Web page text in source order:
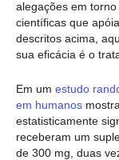
alegações em
científicas que
descritos acima,
sua eficácia é o
Em um estudo
em humanos
estatisticamente
receberam um
de 300 mg, duas